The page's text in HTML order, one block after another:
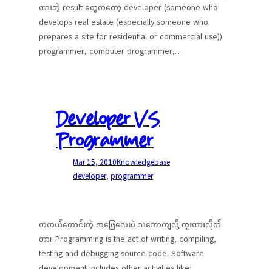
ထားတဲ့ result တွေကတော့ developer (someone who
develops real estate (especially someone who
prepares a site for residential or commercial use))
programmer, computer programmer,…
Developer VS
Programmer
Mar 15, 2010Knowledgebase
developer, programmer
တကယ်ကောင်းတဲ့ အဖြေလေးပဲ သဘောကျလို့ ကူးထားလိုက်
တာ။ Programming is the act of writing, compiling,
testing and debugging source code. Software